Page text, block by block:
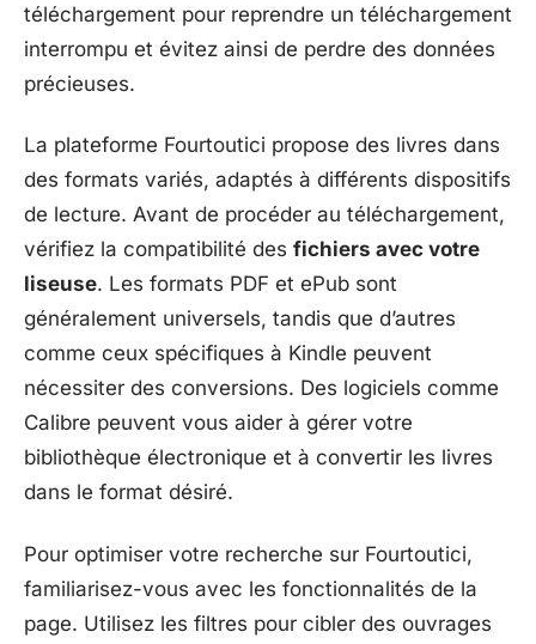
téléchargement pour reprendre un téléchargement
interrompu et évitez ainsi de perdre des données
précieuses.
La plateforme Fourtoutici propose des livres dans
des formats variés, adaptés à différents dispositifs
de lecture. Avant de procéder au téléchargement,
vérifiez la compatibilité des fichiers avec votre
liseuse. Les formats PDF et ePub sont
généralement universels, tandis que d’autres
comme ceux spécifiques à Kindle peuvent
nécessiter des conversions. Des logiciels comme
Calibre peuvent vous aider à gérer votre
bibliothèque électronique et à convertir les livres
dans le format désiré.
Pour optimiser votre recherche sur Fourtoutici,
familiarisez-vous avec les fonctionnalités de la
page. Utilisez les filtres pour cibler des ouvrages